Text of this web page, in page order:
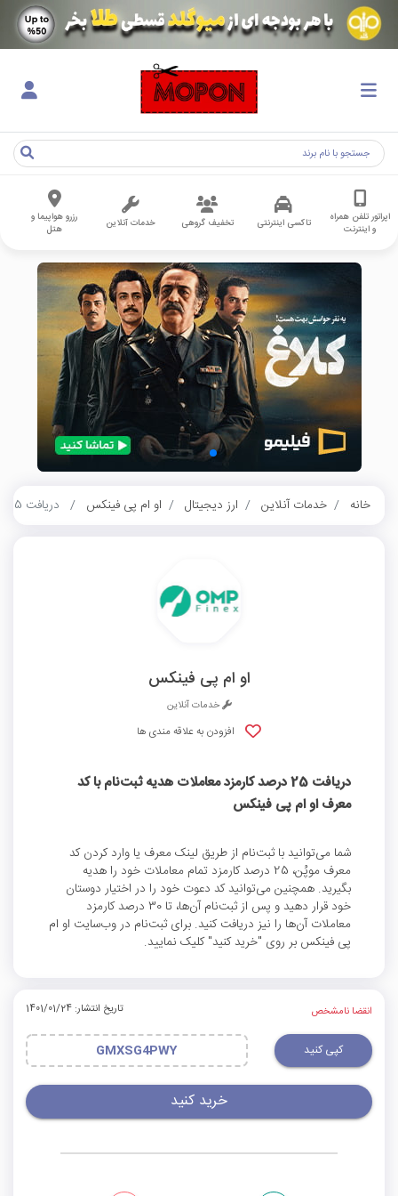
اپراتور تلفن همراه
و اینترنت
تاکسی اینترنتی تخفیف گروهی خدمات آنلاین
رزرو هواپیما و
هتل
خانه خدمات آنلاین ارز دیجیتال او ام پی فینکس دریافت 25 درصد کارمزد معاملات هدیه ثبت‌نام با کد معرف او ام پی فینکس
او ام پی فینکس
خدمات آنلاین
افزودن به علاقه مندی ها
دریافت 25 درصد کارمزد معاملات هدیه ثبت‌نام با کد
معرف او ام پی فینکس
شما می‌توانید با ثبت‌نام از طریق لینک معرف یا وارد کردن کد
معرف موپُن، 25 درصد کارمزد تمام معاملات خود را هدیه
بگیرید. همچنین می‌توانید کد دعوت خود را در اختیار دوستان
خود قرار دهید و پس از ثبت‌نام آن‌ها، تا 30 درصد کارمزد
معاملات آن‌ها را نیز دریافت کنید. برای ثبت‌نام در وب‌سایت او ام
پی فینکس بر روی "خرید کنید" کلیک نمایید.
انقضا نامشخص تاریخ انتشار: 1401/01/24
کپی کنید GMXSG4PWY
خرید کنید